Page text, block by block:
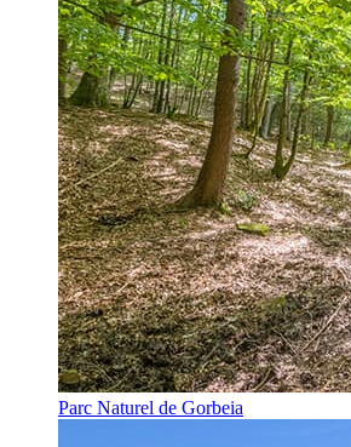
Parc Naturel de Gorbeia